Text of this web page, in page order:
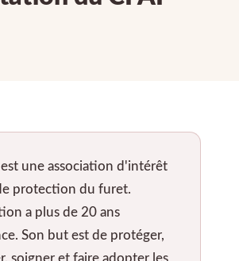
est une association d'intérêt
protection du furet.
a plus de 20 ans
Son but est de protéger,
soigner et faire adopter les